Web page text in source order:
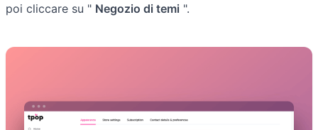
poi cliccare su " Negozio di temi ".